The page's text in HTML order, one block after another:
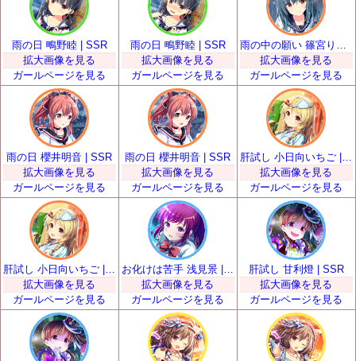
雨の日 鴫野睦 | SSR
拡大画像を見る
ガールページを見る
雨の日 鴫野睦 | SSR
拡大画像を見る
ガールページを見る
拡大画像を見る
ガールページを見る
雨の日 櫻井明音 | SSR
拡大画像を見る
ガールページを見る
雨の日 櫻井明音 | SSR
拡大画像を見る
ガールページを見る
肝試し 小日向いちご | SSR
拡大画像を見る
ガールページを見る
拡大画像を見る
ガールページを見る
お化けは苦手 浅見景 | SSR
拡大画像を見る
ガールページを見る
肝試し 甘利燈 | SSR
拡大画像を見る
ガールページを見る